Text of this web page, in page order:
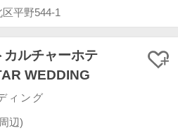
平野544-1
カルチャーホテ
WEDDING
ィング
辺)